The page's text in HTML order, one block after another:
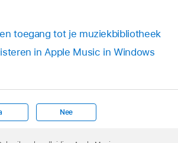
toegang tot je muziekbibliotheek
in Apple Music in Windows
Nee